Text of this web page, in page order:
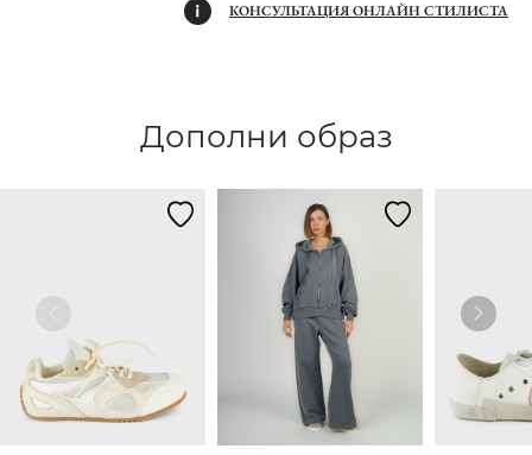
КОНСУЛЬТАЦИЯ ОНЛАЙН СТИЛИСТА
Дополни образ